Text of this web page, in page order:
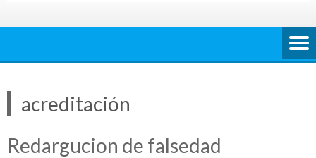
acreditación
Redargucion de falsedad